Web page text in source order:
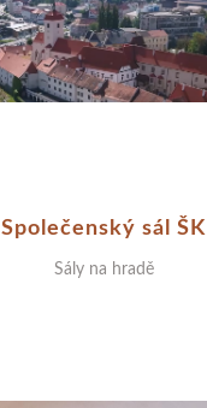
Přejít
k
hlavnímu
obsahu
Společenský sál ŠK
Sály na hradě